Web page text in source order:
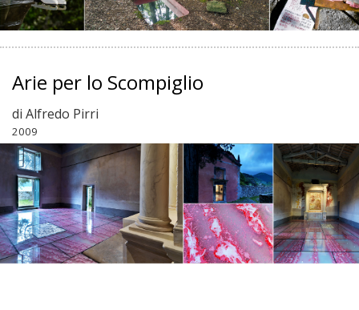
Arie per lo Scompiglio
di Alfredo Pirri
2009